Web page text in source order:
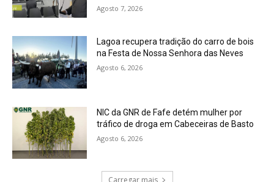
Agosto 7, 2026
Lagoa recupera tradição do carro de bois
na Festa de Nossa Senhora das Neves
Agosto 6, 2026
NIC da GNR de Fafe detém mulher por
tráfico de droga em Cabeceiras de Basto
Agosto 6, 2026